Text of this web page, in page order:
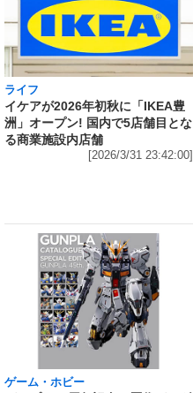
ライフ
イケアが2026年初秋に「IKEA豊
洲」オープン! 国内で5店舗目とな
る商業施設内店舗
[2026/3/31 23:42:00]
ゲーム・ホビー